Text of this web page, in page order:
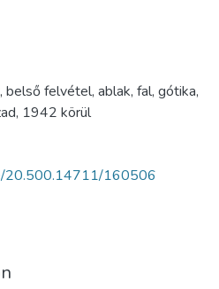
, belső felvétel, ablak, fal, gótika,
, 1942 körül
20.500.14711/160506